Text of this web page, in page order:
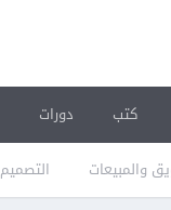
والمبيعات التصميم
كتب دورات